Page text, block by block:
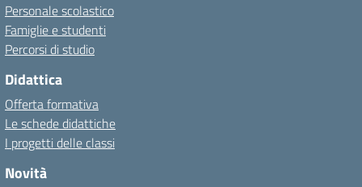
Personale scolastico
Famiglie e studenti
Percorsi di studio
Didattica
Offerta formativa
Le schede didattiche
I progetti delle classi
Novità